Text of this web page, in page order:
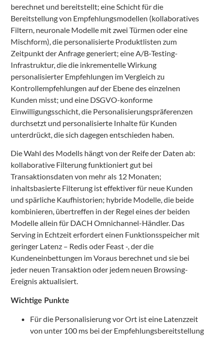
berechnet und bereitstellt; eine Schicht für die
Bereitstellung von Empfehlungsmodellen (kollaboratives
Filtern, neuronale Modelle mit zwei Türmen oder eine
Mischform), die personalisierte Produktlisten zum
Zeitpunkt der Anfrage generiert; eine A/B-Testing-
Infrastruktur, die die inkrementelle Wirkung
personalisierter Empfehlungen im Vergleich zu
Kontrollempfehlungen auf der Ebene des einzelnen
Kunden misst; und eine DSGVO-konforme
Einwilligungsschicht, die Personalisierungspräferenzen
durchsetzt und personalisierte Inhalte für Kunden
unterdrückt, die sich dagegen entschieden haben.
Die Wahl des Modells hängt von der Reife der Daten ab:
kollaborative Filterung funktioniert gut bei
Transaktionsdaten von mehr als 12 Monaten;
inhaltsbasierte Filterung ist effektiver für neue Kunden
und spärliche Kaufhistorien; hybride Modelle, die beide
kombinieren, übertreffen in der Regel eines der beiden
Modelle allein für DACH Omnichannel-Händler. Das
Serving in Echtzeit erfordert einen Funktionsspeicher mit
geringer Latenz – Redis oder Feast -, der die
Kundeneinbettungen im Voraus berechnet und sie bei
jeder neuen Transaktion oder jedem neuen Browsing-
Ereignis aktualisiert.
Wichtige Punkte
Für die Personalisierung vor Ort ist eine Latenzzeit
von unter 100 ms bei der Empfehlungsbereitstellung